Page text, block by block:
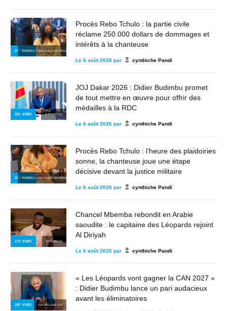
237 VUES
© AGENCE CONGOLAISE DE PRESSE
Procès Rebo Tchulo : la partie civile
réclame 250.000 dollars de dommages et
intérêts à la chanteuse
Le 6 août 2026 par cynthiche Pandi
251 VUES © WIKIPÉDIA
JOJ Dakar 2026 : Didier Budimbu promet
de tout mettre en œuvre pour offrir des
médailles à la RDC
Le 6 août 2026 par cynthiche Pandi
226 VUES
© AGENCE CONGOLAISE DE PRESSE
Procès Rebo Tchulo : l’heure des plaidoiries
sonne, la chanteuse joue une étape
décisive devant la justice militaire
Le 6 août 2026 par cynthiche Pandi
212 VUES © FACEBOOK
Chancel Mbemba rebondit en Arabie
saoudite : le capitaine des Léopards rejoint
Al Diriyah
Le 6 août 2026 par cynthiche Pandi
207 VUES © JEUNES AFRIQUE
« Les Léopards vont gagner la CAN 2027 »
: Didier Budimbu lance un pari audacieux
avant les éliminatoires